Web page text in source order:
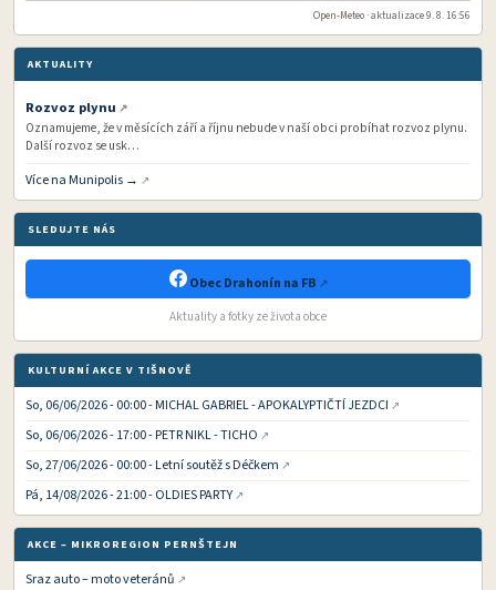
Open-Meteo · aktualizace 9. 8. 16:56
AKTUALITY
Rozvoz plynu
Oznamujeme, že v měsících září a říjnu nebude v naší obci probíhat rozvoz plynu.
Další rozvoz se usk…
Více na Munipolis →
SLEDUJTE NÁS
Obec Drahonín na FB
Aktuality a fotky ze života obce
KULTURNÍ AKCE V TIŠNOVĚ
So, 06/06/2026 - 00:00 - MICHAL GABRIEL - APOKALYPTIČTÍ JEZDCI
So, 06/06/2026 - 17:00 - PETR NIKL - TICHO
So, 27/06/2026 - 00:00 - Letní soutěž s Déčkem
Pá, 14/08/2026 - 21:00 - OLDIES PARTY
AKCE – MIKROREGION PERNŠTEJN
Sraz auto – moto veteránů